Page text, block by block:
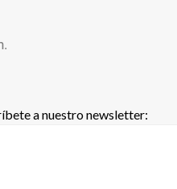
a nuestro newsletter: